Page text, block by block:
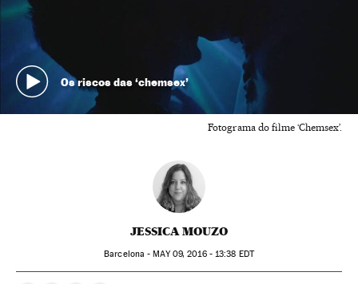
Os riscos das ‘chemsex’
Fotograma do filme ‘Chemsex’.
JESSICA MOUZO
Barcelona -MAY09, 2016 - 13:38 EDT